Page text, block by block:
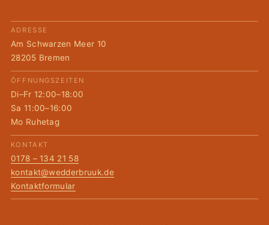
ADRESSE
Am Schwarzen Meer 10
28205 Bremen
ÖFFNUNGSZEITEN
Di–Fr 12:00–18:00
Sa 11:00–16:00
Mo Ruhetag
KONTAKT
0178 – 134 21 58
kontakt@wedderbruuk.de
Kontaktformular